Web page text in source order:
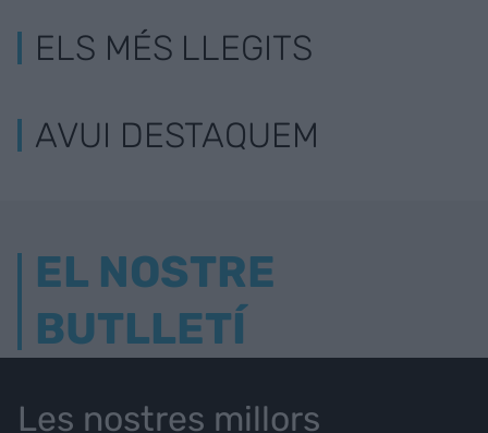
ELS MÉS LLEGITS
AVUI DESTAQUEM
EL NOSTRE
BUTLLETÍ
Les nostres millors